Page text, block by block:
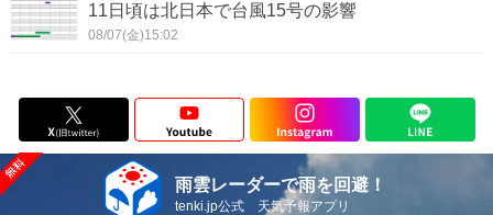
11日頃は北日本で台風15号の影響
08/07(金)15:02
雨雲レーダーで雨を回避！
tenki.jp公式 天気予報アプリ